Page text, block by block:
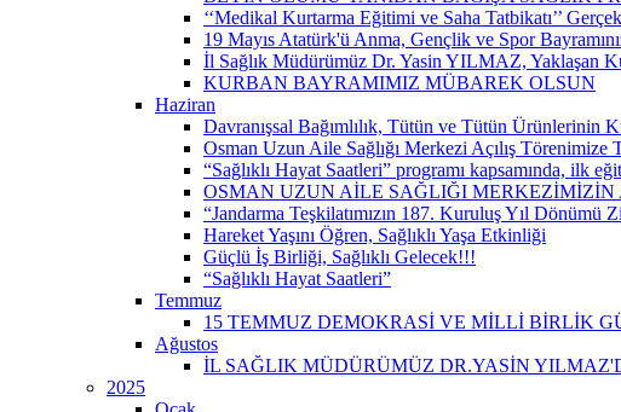
‘‘Medikal Kurtarma Eğitimi ve Saha Tatbikatı’’
19 Mayıs Atatürk'ü Anma, Gençlik ve Spor
İl Sağlık Müdürümüz Dr. Yasin YILMAZ, Yaklaşan
KURBAN BAYRAMIMIZ MÜBAREK OLSUN
Haziran
Davranışsal Bağımlılık, Tütün ve Tütün Ürünlerinin
Osman Uzun Aile Sağlığı Merkezi Açılış Törenimize
“Sağlıklı Hayat Saatleri” programı kapsamında, ilk
OSMAN UZUN AİLE SAĞLIĞI
“Jandarma Teşkilatımızın 187. Kuruluş Yıl Dönümü
Hareket Yaşını Öğren, Sağlıklı Yaşa Etkinliği
Güçlü İş Birliği, Sağlıklı Gelecek!!!
“Sağlıklı Hayat Saatleri”
Temmuz
15 TEMMUZ DEMOKRASİ VE MİLLİ BİRLİK
Ağustos
İL SAĞLIK MÜDÜRÜMÜZ DR.YASİN
2025